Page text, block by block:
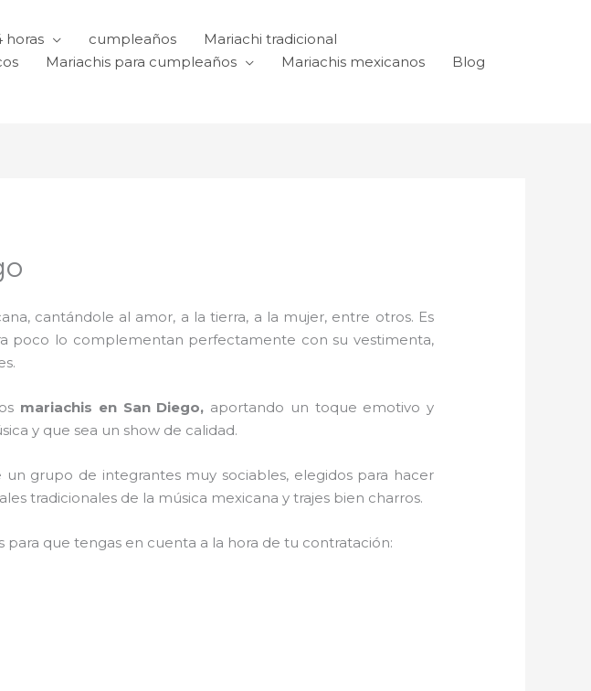
horas cumpleaños
Mariachi tradicional
Mariachis para cumpleaños Mariachis mexicanos
Blog
cantándole al amor, a la tierra, a la mujer, entre otros. Es
poco lo complementan perfectamente con su vestimenta,
mariachis en San Diego, aportando un toque emotivo y
y que sea un show de calidad.
un grupo de integrantes muy sociables, elegidos para hacer
tradicionales de la música mexicana y trajes bien charros.
que tengas en cuenta a la hora de tu contratación: